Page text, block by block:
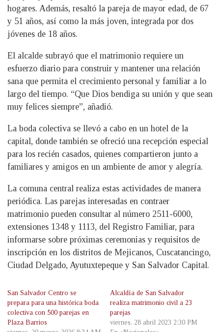
hogares. Además, resaltó la pareja de mayor edad, de 67
y 51 años, así como la más joven, integrada por dos
jóvenes de 18 años.
El alcalde subrayó que el matrimonio requiere un
esfuerzo diario para construir y mantener una relación
sana que permita el crecimiento personal y familiar a lo
largo del tiempo. “Que Dios bendiga su unión y que sean
muy felices siempre”, añadió.
La boda colectiva se llevó a cabo en un hotel de la
capital, donde también se ofreció una recepción especial
para los recién casados, quienes compartieron junto a
familiares y amigos en un ambiente de amor y alegría.
La comuna central realiza estas actividades de manera
periódica. Las parejas interesadas en contraer
matrimonio pueden consultar al número 2511-6000,
extensiones 1348 y 1113, del Registro Familiar, para
informarse sobre próximas ceremonias y requisitos de
inscripción en los distritos de Mejicanos, Cuscatancingo,
Ciudad Delgado, Ayutuxtepeque y San Salvador Capital.
San Salvador Centro se
prepara para una histórica boda
colectiva con 500 parejas en
Plaza Barrios
Alcaldía de San Salvador
realiza matrimonio civil a 23
parejas
viernes, 28 abril 2023 2:30 PM